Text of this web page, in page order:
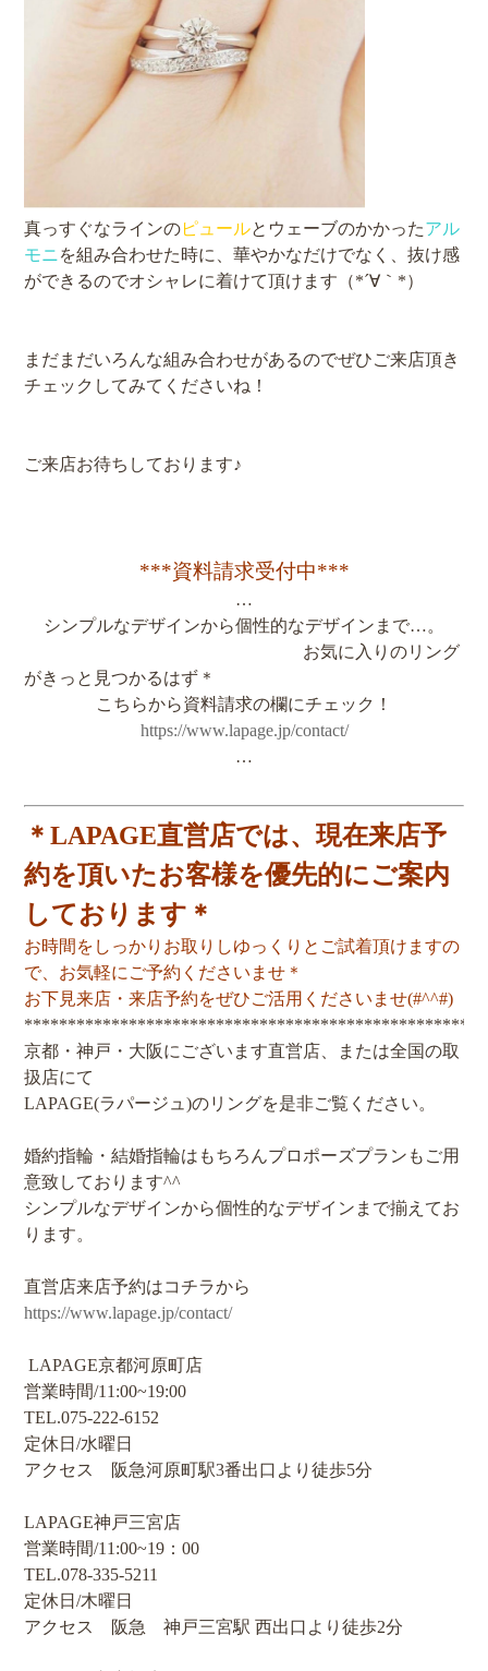
真っすぐなラインのピュールとウェーブのかかったアル
モニを組み合わせた時に、華やかなだけでなく、抜け感
ができるのでオシャレに着けて頂けます（*´∀｀*）
まだまだいろんな組み合わせがあるのでぜひご来店頂き
チェックしてみてくださいね！
ご来店お待ちしております♪
***資料請求受付中***
…
シンプルなデザインから個性的なデザインまで…。
お気に入りのリング
がきっと見つかるはず＊
こちらから資料請求の欄にチェック！
https://www.lapage.jp/contact/
…
＊LAPAGE直営店では、現在来店予
約を頂いたお客様を優先的にご案内
しております＊
お時間をしっかりお取りしゆっくりとご試着頂けますの
で、お気軽にご予約くださいませ＊
お下見来店・来店予約をぜひご活用くださいませ(#^^#)
*****************************************************
京都・神戸・大阪にございます直営店、または全国の取
扱店にて
LAPAGE(ラパージュ)のリングを是非ご覧ください。
婚約指輪・結婚指輪はもちろんプロポーズプランもご用
意致しております^^
シンプルなデザインから個性的なデザインまで揃えてお
ります。
直営店来店予約はコチラから
https://www.lapage.jp/contact/
LAPAGE京都河原町店
営業時間/11:00~19:00
TEL.075-222-6152
定休日/水曜日
アクセス 阪急河原町駅3番出口より徒歩5分
LAPAGE神戸三宮店
営業時間/11:00~19：00
TEL.078-335-5211
定休日/木曜日
アクセス 阪急 神戸三宮駅 西出口より徒歩2分